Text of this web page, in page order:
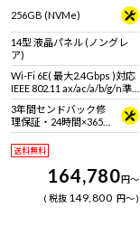
256GB (NVMe)
14型 液晶パネル (ノングレ
ア)
Wi-Fi 6E( 最大2.4Gbps )対応
IEEE 802.11 ax/ac/a/b/g/n準
拠 ＋ Bluetooth 5内蔵
3年間センドバック修
理保証・24時間×365
日電話サポート
送料無料
164,780円～
税抜 149,800 円～